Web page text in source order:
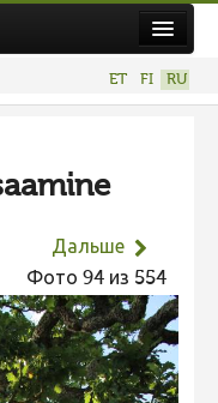
ET FI RU
Дальше
Фото 94 из 554